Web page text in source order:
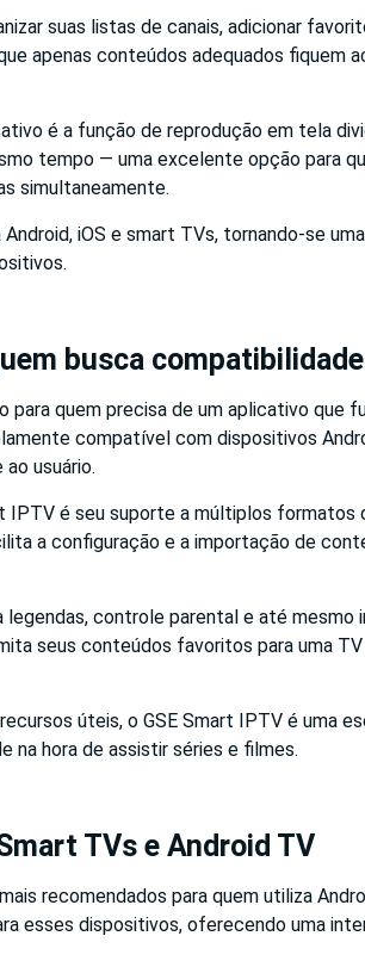
suas listas de canais, adicionar
apenas conteúdos adequados fiquem
é a função de reprodução em tela
tempo — uma excelente opção para
simultaneamente.
iOS e smart TVs, tornando-se
busca compatibilidade
para quem precisa de um aplicativo que
compatível com dispositivos
usuário.
IPTV é seu suporte a múltiplos formatos
a configuração e a importação de
controle parental e até mesmo
seus conteúdos favoritos para uma
úteis, o GSE Smart IPTV é uma
na hora de assistir séries e filmes.
TVs e Android TV
recomendados para quem utiliza
esses dispositivos, oferecendo uma